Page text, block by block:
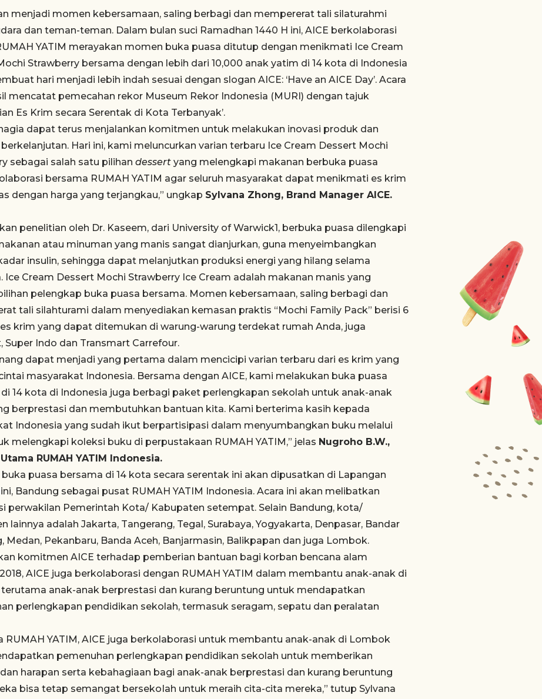
menjadi momen kebersamaan, saling berbagi dan mempererat tali silaturahmi
dan teman-teman. Dalam bulan suci Ramadhan 1440 H ini, AICE berkolaborasi
YATIM merayakan momen buka puasa ditutup dengan menikmati Ice Cream
Strawberry bersama dengan lebih dari 10,000 anak yatim di 14 kota di Indonesia
hari menjadi lebih indah sesuai dengan slogan AICE: ‘Have an AICE Day’. Acara
mencatat pemecahan rekor Museum Rekor Indonesia (MURI) dengan tajuk
Es Krim secara Serentak di Kota Terbanyak’.
dapat terus menjalankan komitmen untuk melakukan inovasi produk dan
Hari ini, kami meluncurkan varian terbaru Ice Cream Dessert Mochi
sebagai salah satu pilihan dessert yang melengkapi makanan berbuka puasa
bersama RUMAH YATIM agar seluruh masyarakat dapat menikmati es krim
dengan harga yang terjangkau,” ungkap Sylvana Zhong, Brand Manager AICE.
penelitian oleh Dr. Kaseem, dari University of Warwick1, berbuka puasa dilengkapi
atau minuman yang manis sangat dianjurkan, guna menyeimbangkan
insulin, sehingga dapat melanjutkan produksi energi yang hilang selama
Ice Cream Dessert Mochi Strawberry Ice Cream adalah makanan manis yang
pelengkap buka puasa bersama. Momen kebersamaan, saling berbagi dan
tali silahturami dalam menyediakan kemasan praktis “Mochi Family Pack” berisi 6
krim yang dapat ditemukan di warung-warung terdekat rumah Anda, juga
Super Indo dan Transmart Carrefour.
dapat menjadi yang pertama dalam mencicipi varian terbaru dari es krim yang
masyarakat Indonesia. Bersama dengan AICE, kami melakukan buka puasa
14 kota di Indonesia juga berbagi paket perlengkapan sekolah untuk anak-anak
berprestasi dan membutuhkan bantuan kita. Kami berterima kasih kepada
Indonesia yang sudah ikut berpartisipasi dalam menyumbangkan buku melalui
melengkapi koleksi buku di perpustakaan RUMAH YATIM,” jelas Nugroho B.W.,
RUMAH YATIM Indonesia.
puasa bersama di 14 kota secara serentak ini akan dipusatkan di Lapangan
Bandung sebagai pusat RUMAH YATIM Indonesia. Acara ini akan melibatkan
perwakilan Pemerintah Kota/ Kabupaten setempat. Selain Bandung, kota/
lainnya adalah Jakarta, Tangerang, Tegal, Surabaya, Yogyakarta, Denpasar, Bandar
Medan, Pekanbaru, Banda Aceh, Banjarmasin, Balikpapan dan juga Lombok.
komitmen AICE terhadap pemberian bantuan bagi korban bencana alam
AICE juga berkolaborasi dengan RUMAH YATIM dalam membantu anak-anak di
anak-anak berprestasi dan kurang beruntung untuk mendapatkan
perlengkapan pendidikan sekolah, termasuk seragam, sepatu dan peralatan
RUMAH YATIM, AICE juga berkolaborasi untuk membantu anak-anak di Lombok
pemenuhan perlengkapan pendidikan sekolah untuk memberikan
harapan serta kebahagiaan bagi anak-anak berprestasi dan kurang beruntung
bisa tetap semangat bersekoIah untuk meraih cita-cita mereka,” tutup Sylvana